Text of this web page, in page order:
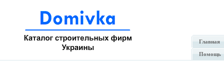
Главная
Помощь